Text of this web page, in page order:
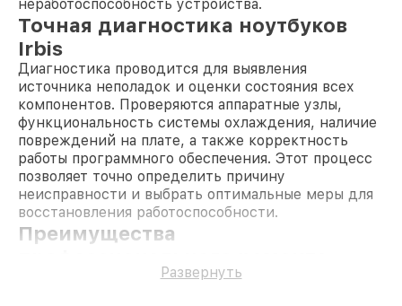
неработоспособность устройства.
Точная диагностика ноутбуков
Irbis
Диагностика проводится для выявления
источника неполадок и оценки состояния всех
компонентов. Проверяются аппаратные узлы,
функциональность системы охлаждения, наличие
повреждений на плате, а также корректность
работы программного обеспечения. Этот процесс
позволяет точно определить причину
неисправности и выбрать оптимальные меры для
восстановления работоспособности.
Преимущества
ноутбуков IrbisРазвернуть